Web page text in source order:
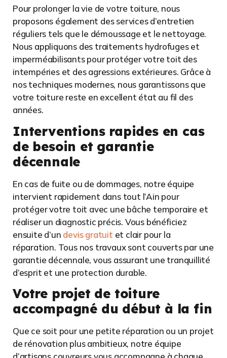
Pour prolonger la vie de votre toiture, nous
proposons également des services d’entretien
réguliers tels que le démoussage et le nettoyage.
Nous appliquons des traitements hydrofuges et
imperméabilisants pour protéger votre toit des
intempéries et des agressions extérieures. Grâce à
nos techniques modernes, nous garantissons que
votre toiture reste en excellent état au fil des
années.
Interventions rapides en cas
de besoin et garantie
décennale
En cas de fuite ou de dommages, notre équipe
intervient rapidement dans tout l’Ain pour
protéger votre toit avec une bâche temporaire et
réaliser un diagnostic précis. Vous bénéficiez
ensuite d’un devis gratuit et clair pour la
réparation. Tous nos travaux sont couverts par une
garantie décennale, vous assurant une tranquillité
d’esprit et une protection durable.
Votre projet de toiture
accompagné du début à la fin
Que ce soit pour une petite réparation ou un projet
de rénovation plus ambitieux, notre équipe